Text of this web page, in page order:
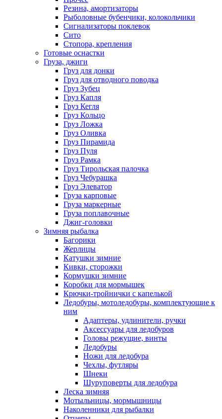
Резина, амортизаторы
Рыболовные бубенчики, колокольчики
Сигнализаторы поклевок
Сито
Стопора, крепления
Готовые оснастки
Груза, джиги
Груз для донки
Груз для отводного поводка
Груз Зубец
Груз Капля
Груз Кегля
Груз Кольцо
Груз Ложка
Груз Оливка
Груз Пирамида
Груз Пуля
Груз Рамка
Груз Тирольская палочка
Груз Чебурашка
Груз Элеватор
Груза карповые
Груза маркерные
Груза поплавочные
Джиг-головки
Зимняя рыбалка
Багорики
Жерлицы
Катушки зимние
Кивки, сторожки
Кормушки зимние
Коробки для мормышек
Крючки-тройнички с капелькой
Ледобуры, мотоледобуры, комплектующие к
ним
Адаптеры, удлинители, ручки
Аксессуары для ледобуров
Головы режущие, винты
Ледобуры
Ножи для ледобура
Чехлы, футляры
Шнеки
Шуруповерты для ледобура
Леска зимняя
Мотыльницы, мормышницы
Наколенники для рыбалки